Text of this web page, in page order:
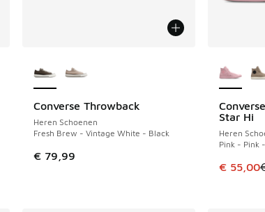
Converse Throwback
Heren Schoenen
Fresh Brew - Vintage White - Black
€ 79,99
NIEUW
Star Hi
Heren
Pink - Pink
Dit
€ 55,00
BESPAAR